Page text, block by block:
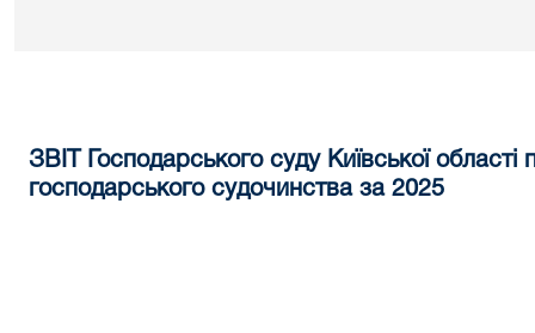
ЗВІТ Господарського суду Київської
господарського судочинства за 2025